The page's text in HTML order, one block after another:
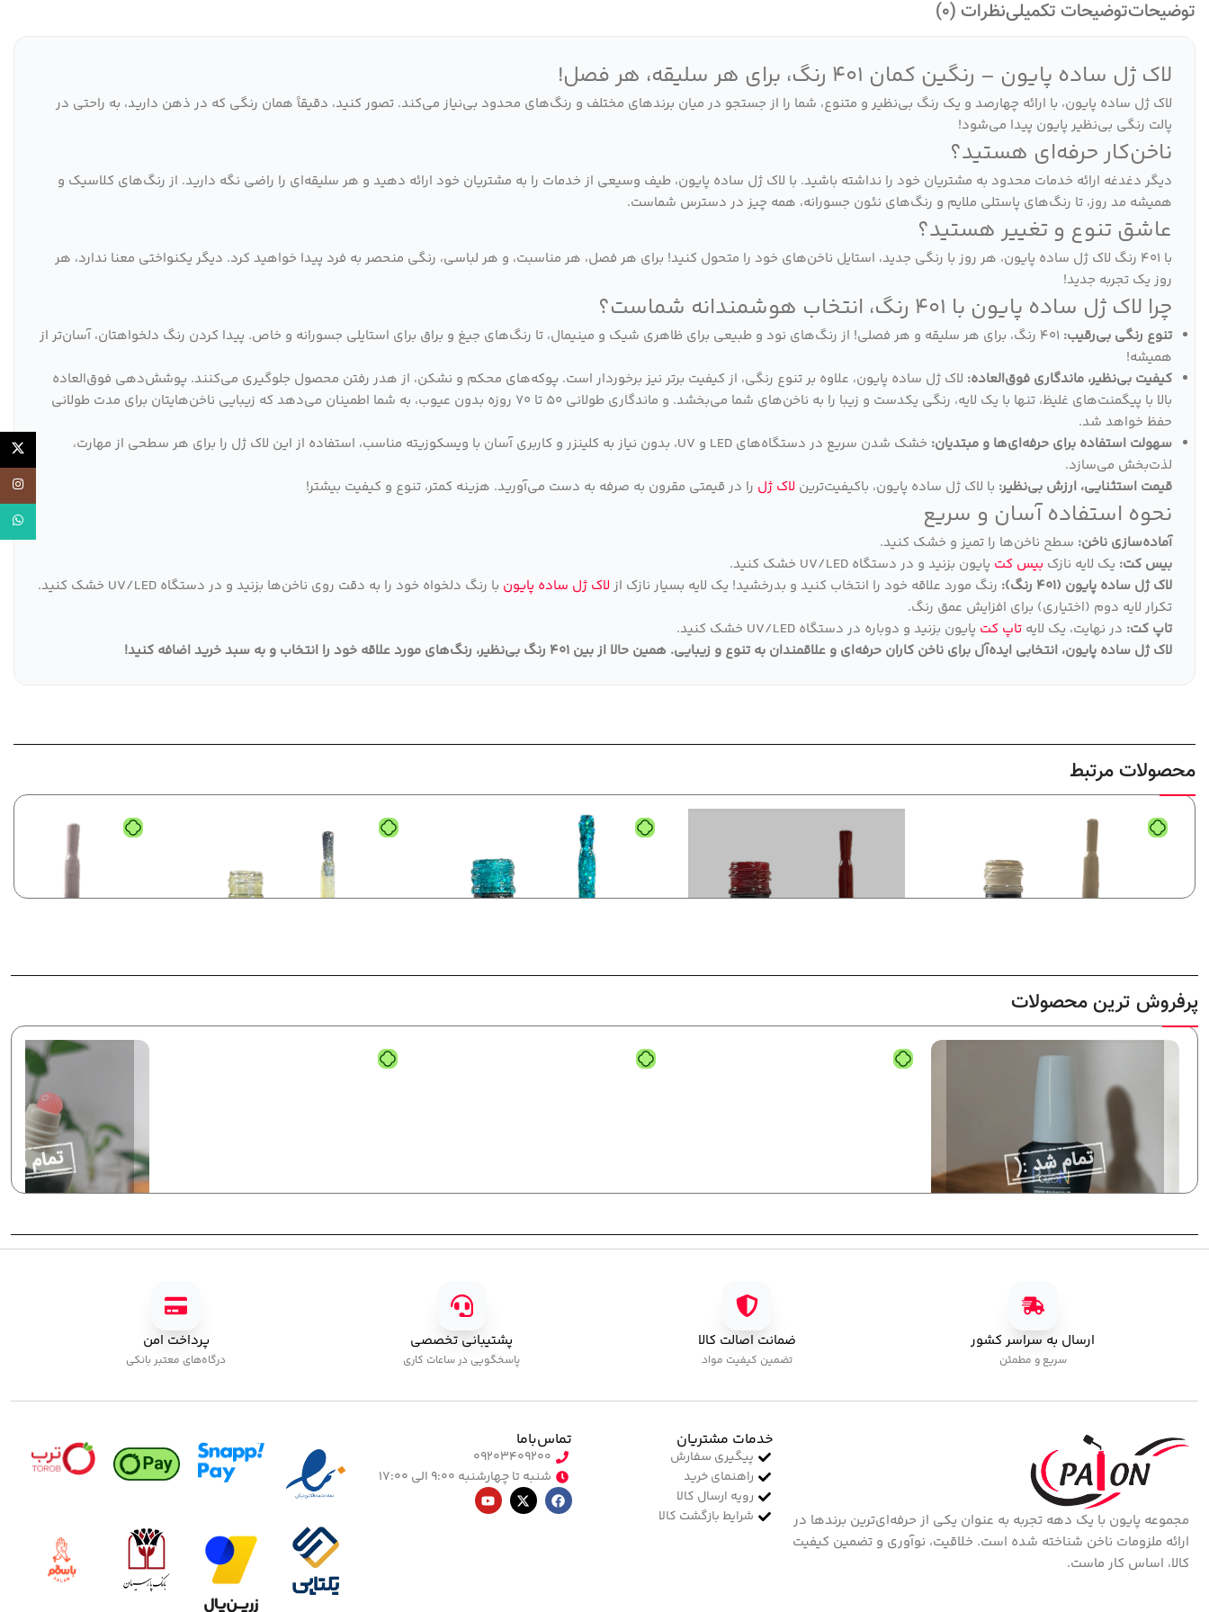
توضیحاتتوضیحات تکمیلینظرات (0)
لاک ژل ساده پایون – رنگین کمان 401 رنگ، برای هر سلیقه، هر فصل!
لاک ژل ساده پایون، با ارائه چهارصد و یک رنگ بی‌نظیر و متنوع، شما را از جستجو در میان برندهای مختلف و رنگ‌های محدود بی‌نیاز می‌کند. تصور کنید، دقیقاً همان رنگی که در ذهن دارید، به راحتی در
پالت رنگی بی‌نظیر پایون پیدا می‌شود!
ناخن‌کار حرفه‌ای هستید؟
دیگر دغدغه ارائه خدمات محدود به مشتریان خود را نداشته باشید. با لاک ژل ساده پایون، طیف وسیعی از خدمات را به مشتریان خود ارائه دهید و هر سلیقه‌ای را راضی نگه دارید. از رنگ‌های کلاسیک و
همیشه مد روز، تا رنگ‌های پاستلی ملایم و رنگ‌های نئون جسورانه، همه چیز در دسترس شماست.
عاشق تنوع و تغییر هستید؟
با 401 رنگ لاک ژل ساده پایون، هر روز با رنگی جدید، استایل ناخن‌های خود را متحول کنید! برای هر فصل، هر مناسبت، و هر لباسی، رنگی منحصر به فرد پیدا خواهید کرد. دیگر یکنواختی معنا ندارد، هر
روز یک تجربه جدید!
چرا لاک ژل ساده پایون با 401 رنگ، انتخاب هوشمندانه شماست؟
تنوع رنگی بی‌رقیب:
401 رنگ، برای هر سلیقه و هر فصلی! از رنگ‌های نود و طبیعی برای ظاهری شیک و مینیمال، تا رنگ‌های جیغ و براق برای استایلی جسورانه و خاص. پیدا کردن رنگ دلخواهتان، آسان‌تر از
همیشه!
کیفیت بی‌نظیر، ماندگاری فوق‌العاده: لاک ژل ساده پایون، علاوه بر تنوع رنگی، از کیفیت برتر نیز برخوردار است. پوکه‌های محکم و نشکن، از هدر رفتن محصول جلوگیری می‌کنند. پوشش‌دهی فوق‌العاده
بالا با پیگمنت‌های غلیظ، تنها با یک لایه، رنگی یکدست و زیبا را به ناخن‌های شما می‌بخشد. و ماندگاری طولانی 50 تا 70 روزه بدون عیوب، به شما اطمینان می‌دهد که زیبایی ناخن‌هایتان برای مدت طولانی
حفظ خواهد شد.
سهولت استفاده برای حرفه‌ای‌ها و مبتدیان:
خشک شدن سریع در دستگاه‌های LED و UV، بدون نیاز به کلینزر و کاربری آسان با ویسکوزیته مناسب، استفاده از این لاک ژل را برای هر سطحی از مهارت،
لذت‌بخش می‌سازد.
قیمت استثنایی، ارزش بی‌نظیر: با لاک ژل ساده پایون، باکیفیت‌ترین لاک ژل را در قیمتی مقرون به صرفه به دست می‌آورید. هزینه کمتر، تنوع و کیفیت بیشتر!
نحوه استفاده آسان و سریع
آماده‌سازی ناخن: سطح ناخن‌ها را تمیز و خشک کنید.
بیس کت: یک لایه نازک بیس کت پایون بزنید و در دستگاه UV/LED خشک کنید.
لاک ژل ساده پایون (401 رنگ):
رنگ مورد علاقه خود را انتخاب کنید و بدرخشید! یک لایه بسیار نازک از لاک ژل ساده پایون
با رنگ دلخواه خود را به دقت روی ناخن‌ها بزنید و در دستگاه UV/LED خشک کنید.
تکرار لایه دوم (اختیاری) برای افزایش عمق رنگ.
تاپ کت: در نهایت، یک لایه تاپ کت پایون بزنید و دوباره در دستگاه UV/LED خشک کنید.
لاک ژل ساده پایون، انتخابی ایده‌آل برای ناخن کاران حرفه‌ای و علاقمندان به تنوع و زیبایی. همین حالا از بین 401 رنگ بی‌نظیر، رنگ‌های مورد علاقه خود را انتخاب و به سبد خرید اضافه کنید !
محصولات مرتبط
نرمال (ساده)
320,000
لاک ژل نرمال پایون کد 112
لاک ژل نرمال پایون کد 130
لاک ژل نرمال پایون کد 101
لاک ژل نرمال پایون کد 103
تومان
پرفروش ترین محصولات
پلی ژل پایون کد 01
کاشت ژل
750,000تومان
ارسال به سراسر کشور
سریع و مطمئن
ضمانت اصالت کالا
تضمین کیفیت مواد
پشتیبانی تخصصی
پاسخگویی در ساعات کاری
پرداخت امن
درگاه‌های معتبر بانکی
مجموعه پایون با یک دهه تجربه به عنوان یکی از حرفه‌ای‌ترین برندها در
ارائه ملزومات ناخن شناخته شده است. خلاقیت، نوآوری و تضمین کیفیت
کالا، اساس کار ماست.
خدمات مشتریان
پیگیری سفارش
راهنمای خرید
رویه ارسال کالا
شرایط بازگشت کالا
تماس‌با‌ما
۰۹۲۰۳۴۰۹۲۰۰
شنبه تا چهارشنبه ۹:۰۰ الی ۱۷:۰۰
واتساپ